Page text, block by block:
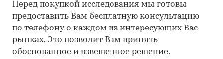
Перед покупкой исследования мы готовы
предоставить Вам бесплатную консультацию
по телефону о каждом из интересующих Вас
рынках. Это позволит Вам принять
обоснованное и взвешенное решение.